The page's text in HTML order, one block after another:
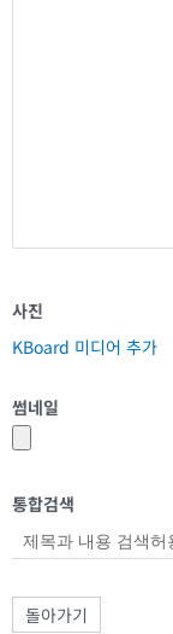
사진
KBoard 미디어 추가
썸네일
통합검색
돌아가기